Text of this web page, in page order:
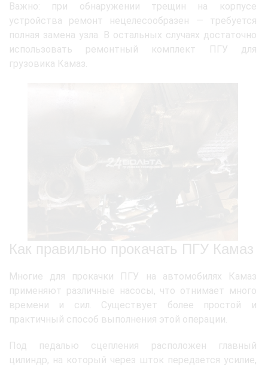
Важно: при обнаружении трещин на корпусе
устройства ремонт нецелесообразен — требуется
полная замена узла. В остальных случаях достаточно
использовать ремонтный комплект ПГУ для
грузовика Камаз.
Как правильно прокачать ПГУ Камаз
Многие для прокачки ПГУ на автомобилях Камаз
применяют различные насосы, что отнимает много
времени и сил. Существует более простой и
практичный способ выполнения этой операции.
Под педалью сцепления расположен главный
цилиндр, на который через шток передается усилие,